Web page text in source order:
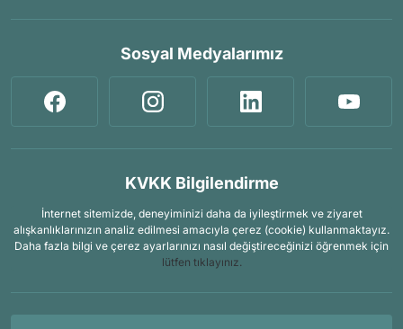
Sosyal Medyalarımız
KVKK Bilgilendirme
İnternet sitemizde, deneyiminizi daha da iyileştirmek ve ziyaret
alışkanlıklarınızın analiz edilmesi amacıyla çerez (cookie) kullanmaktayız.
Daha fazla bilgi ve çerez ayarlarınızı nasıl değiştireceğinizi öğrenmek için
lütfen tıklayınız.